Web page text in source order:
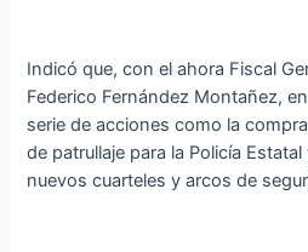
Indicó que, con el ahora Fiscal
Federico Fernández Montañez,
serie de acciones como la
de patrullaje para la Policía
nuevos cuarteles y arcos de